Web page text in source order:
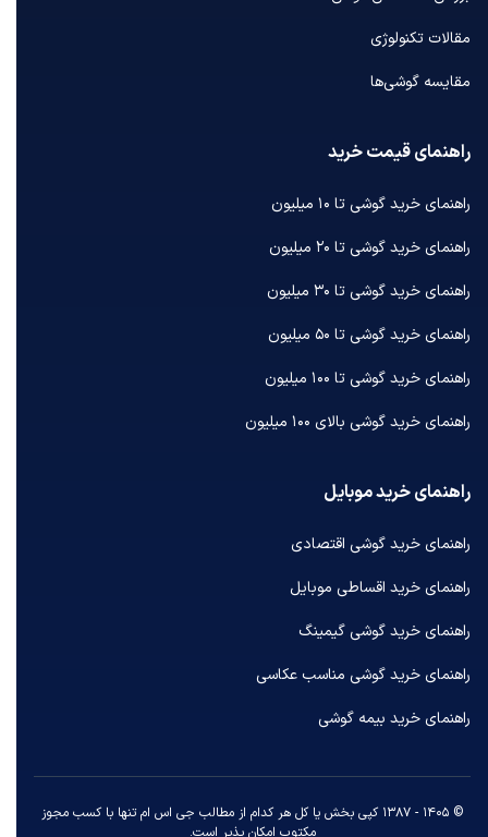
مقالات تکنولوژی
مقایسه گوشی‌ها
راهنمای قیمت خرید
راهنمای خرید گوشی تا ۱۰ میلیون
راهنمای خرید گوشی تا ۲۰ میلیون
راهنمای خرید گوشی تا ۳۰ میلیون
راهنمای خرید گوشی تا ۵۰ میلیون
راهنمای خرید گوشی تا ۱۰۰ میلیون
راهنمای خرید گوشی بالای ۱۰۰ میلیون
راهنمای خرید موبایل
راهنمای خرید گوشی اقتصادی
راهنمای خرید اقساطی موبایل
راهنمای خرید گوشی گیمینگ
راهنمای خرید گوشی مناسب عکاسی
راهنمای خرید بیمه گوشی
© ۱۴۰۵ - ۱۳۸۷ کپی بخش یا کل هر کدام از مطالب جی اس ام تنها با کسب مجوز
مکتوب امکان پذیر است.